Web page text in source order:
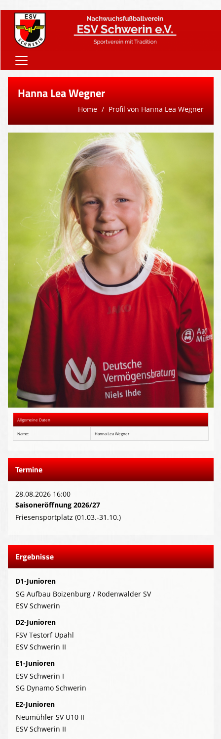
Home
Vereinsnews
Downloads
Presse-Archiv
Anmeldung
Hanna Lea Wegner
Home Profil von Hanna Lea Wegner
Allgemeine Daten
Name: Hanna Lea Wegner
Termine
28.08.2026 16:00
Saisoneröffnung 2026/27
Friesensportplatz (01.03.-31.10.)
Ergebnisse
D1-Junioren
SG Aufbau Boizenburg / Rodenwalder SV
ESV Schwerin
D2-Junioren
FSV Testorf Upahl
ESV Schwerin II
E1-Junioren
ESV Schwerin I
SG Dynamo Schwerin
E2-Junioren
Neumühler SV U10 II
ESV Schwerin II